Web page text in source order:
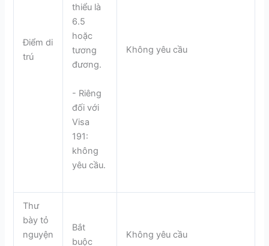
Điểm di
trú
thiểu là
6.5
hoặc
tương
đương.
- Riêng
đối với
Visa
191:
không
yêu cầu.
Không yêu cầu
Thư
bày tỏ
nguyện
Bắt
buộc
Không yêu cầu